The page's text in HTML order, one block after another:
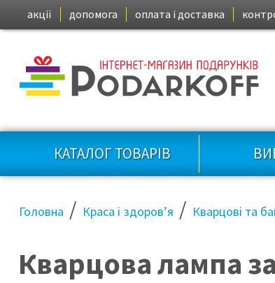
акції допомога оплата і доставка
КАТАЛОГ ТОВАРІВ
Головна / Краса і здоров’я / Кварцові та
Кварцова лампа